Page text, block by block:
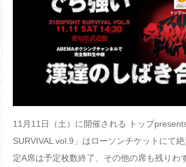
11月11日（土）に開催される トップ
SURVIVAL vol.9」はローソンチケットにて
定A席は予定枚数終了、その他の席も残りわ